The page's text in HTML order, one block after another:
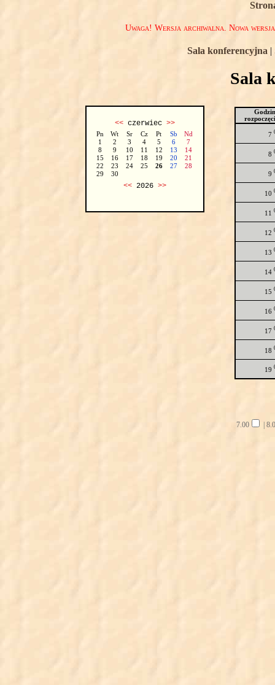
Uwaga! Wersja archiwalna. Nowa
Sala konferencyjna |
Sala
<<czerwiec >>
Pn Wt Sr Cz Pt Sb
Nd
1
2 3 4 5 6
7
8
9 10 11 12 13
14
15
16 17 18 19 20
21
22
23 24 25 26 27
28
29
30
<<2026 >>
7
8
9
10
11
12
13
14
15
16
17
18
19
7.00